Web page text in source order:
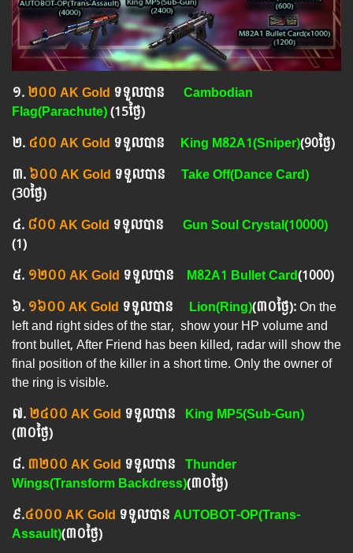
១.​២០០ AK Gold ទទួលបាន Cambodian
Flag(Parachute)(15ថ្ងៃ)
២.​ ៤០០ AK Gold ទទួលបាន King M82A1(Sniper)(90ថ្ងៃ)
៣.​៦០០ AK Gold ទទួលបាន
Take Off(Dance Card)
(30ថ្ងៃ)
៤.​ ៨០០ AK Gold ទទួលបាន Gun Soul Crystal(10000)
(1)
៥.​ ១២០០ AK Gold ទទួលបាន M82A1 Bullet Card(1000)
៦.​ ១៦០០ AK Gold ទទួលបាន Lion(Ring)(៣០ថ្ងៃ):On the
left and right sides of the star, show your HP volume and
front bullet, After Friend has been killed, radar will show the
final position of the killer in a short time. Only the owner of
the ring is visible.
៧. ​២៤០០ AK Gold ទទួលបាន King MP5(Sub-Gun)
(៣០ថ្ងៃ)
៨. ៣២០០ AK Gold ទទួលបាន Thunder
Wings(Transform Backdress)(៣០ថ្ងៃ)
៩.៤០០០ AK Gold ទទួលបានAUTOBOT-OP(Trans-
Assault)(៣០ថ្ងៃ)